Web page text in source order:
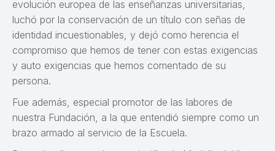
evolución europea de las enseñanzas universitarias,
luchó por la conservación de un título con señas de
identidad incuestionables, y dejó como herencia el
compromiso que hemos de tener con estas exigencias
y auto exigencias que hemos comentado de su
persona.
Fue además, especial promotor de las labores de
nuestra Fundación, a la que entendió siempre como un
brazo armado al servicio de la Escuela.